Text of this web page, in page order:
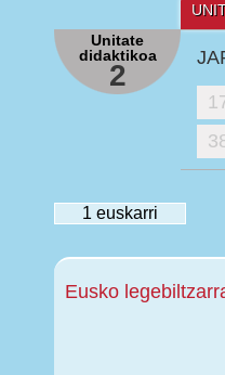
Unitate
didaktikoa
2
1 euskarri
Eusko